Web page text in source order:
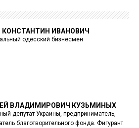
КОНСТАНТИН ИВАНОВИЧ
одесский бизнесмен
ВЛАДИМИРОВИЧ КУЗЬМИНЫХ
депутат Украины, предприниматель,
благотворительного фонда. Фигурант